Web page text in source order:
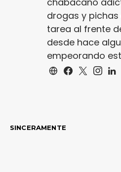
drogas y pichas
tarea al frente
desde hace
empeorando
SINCERAMENTE